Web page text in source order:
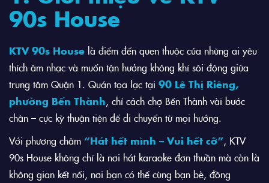
90s House
KTV 90s House là điểm đến quen thuộc của những ai yêu
thích âm nhạc và muốn tận hưởng không khí sôi động giữa
trung tâm Quận 1. Quán tọa lạc tại 90 Lê Thị Riêng,
phường Bến Thành, chỉ cách chợ Bến Thành vài bước
chân – cực kỳ thuận tiện để di chuyển từ mọi hướng.
Với phương châm “Hát hết mình – Vui hết cỡ”, KTV
90s House không chỉ là nơi hát karaoke đơn thuần mà còn là
không gian kết nối, nơi bạn có thể cùng bạn bè, đồng